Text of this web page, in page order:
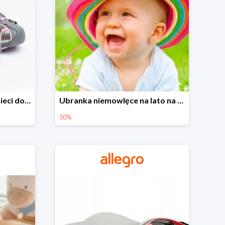
Sandałki na Allegro dla dzieci do -30% Ubranka niemowlęce na lato na Allegro do -50%
50%